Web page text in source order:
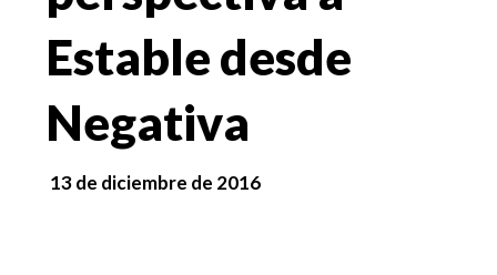
Estable desde
Negativa
13 de diciembre de 2016